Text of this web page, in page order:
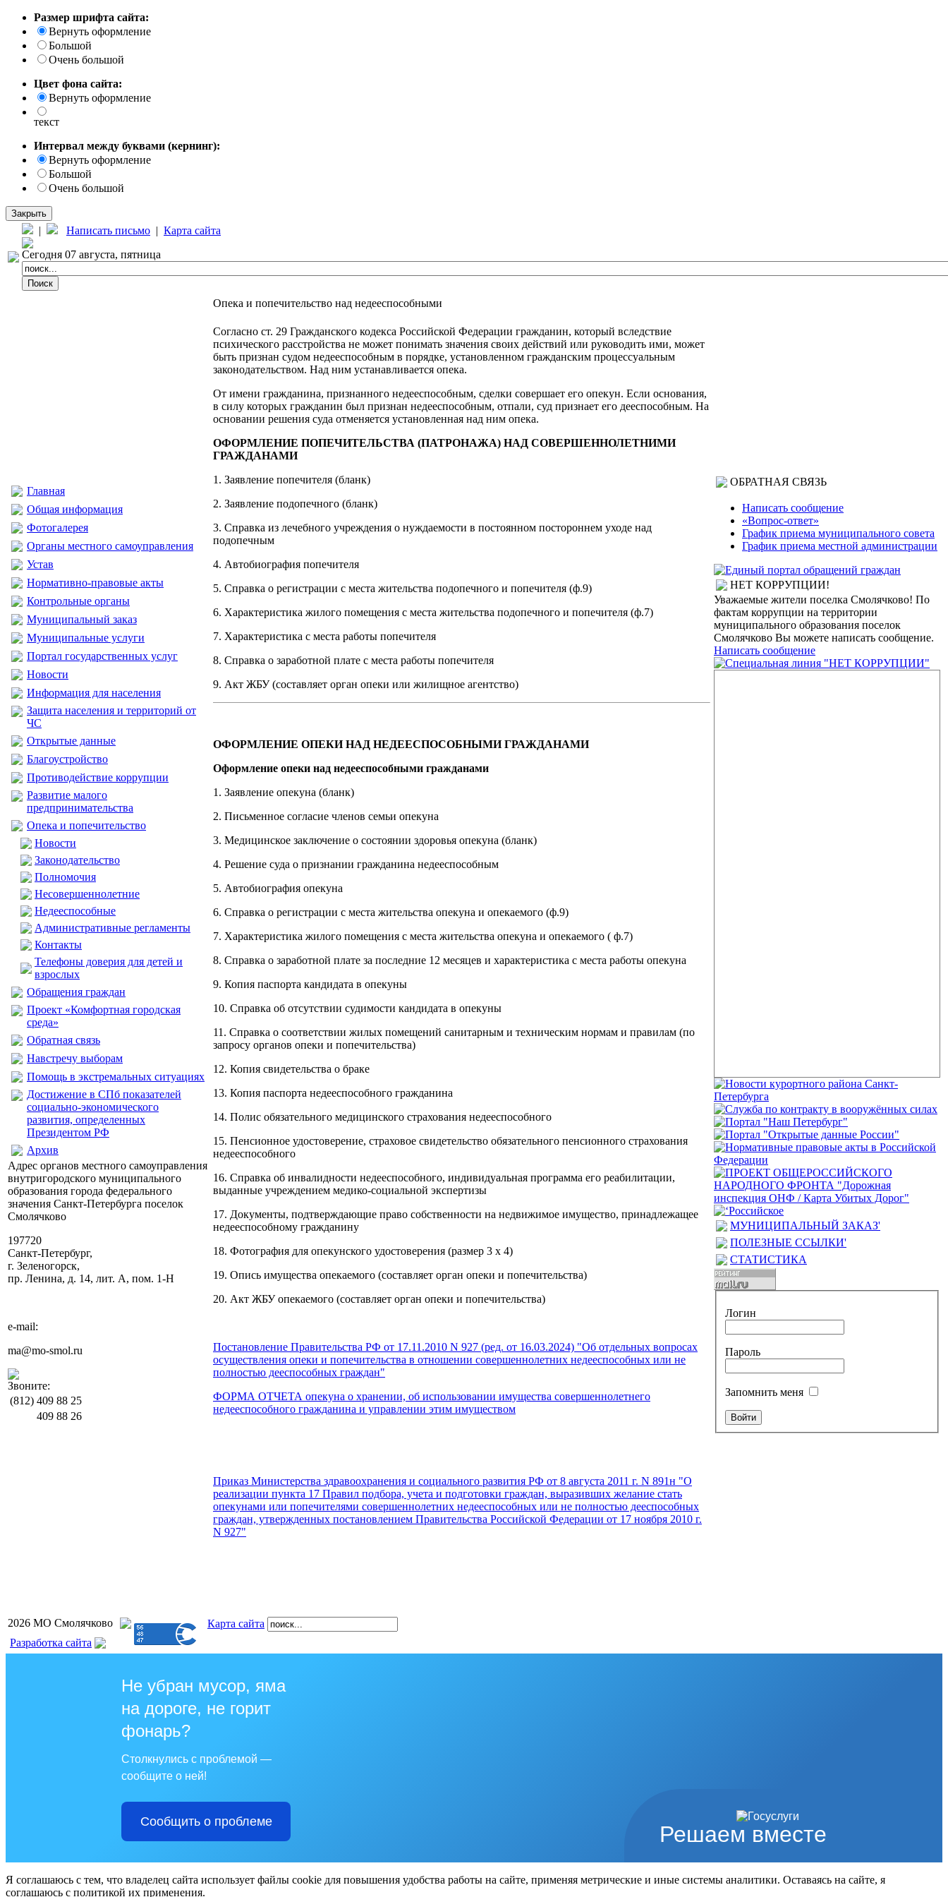
Размер шрифта сайта:
Вернуть оформление
Большой
Очень большой
Цвет фона сайта:
Вернуть оформление
текст
Интервал между буквами (кернинг):
Вернуть оформление
Большой
Очень большой
Закрыть
| Написать письмо | Карта сайта
Сегодня 07 августа, пятница
Главная
Общая информация
Фотогалерея
Органы местного самоуправления
Устав
Нормативно-правовые акты
Контрольные органы
Муниципальный заказ
Муниципальные услуги
Портал государственных услуг
Новости
Информация для населения
Защита населения и территорий от
ЧС
Открытые данные
Благоустройство
Противодействие коррупции
Развитие малого
предпринимательства
Опека и попечительство
Новости
Законодательство
Полномочия
Несовершеннолетние
Недееспособные
Административные регламенты
Контакты
Телефоны доверия для детей и
взрослых
Обращения граждан
Проект «Комфортная городская
среда»
Обратная связь
Навстречу выборам
Помощь в экстремальных ситуациях
Достижение в СПб показателей
социально-экономического
развития, определенных
Президентом РФ
Архив
Адрес органов местного самоуправления
внутригородского муниципального
образования города федерального
значения Санкт-Петербурга поселок
Смолячково
197720
Санкт-Петербург,
г. Зеленогорск,
пр. Ленина, д. 14, лит. А, пом. 1-Н
e-mail:
ma@mo-smol.ru
Звоните:
(812) 409 88 25
409 88 26
Опека и попечительство над недееспособными
Согласно ст. 29 Гражданского кодекса Российской Федерации гражданин, который вследствие
психического расстройства не может понимать значения своих действий или руководить ими, может
быть признан судом недееспособным в порядке, установленном гражданским процессуальным
законодательством. Над ним устанавливается опека.
От имени гражданина, признанного недееспособным, сделки совершает его опекун. Если основания,
в силу которых гражданин был признан недееспособным, отпали, суд признает его дееспособным. На
основании решения суда отменяется установленная над ним опека.
ОФОРМЛЕНИЕ ПОПЕЧИТЕЛЬСТВА (ПАТРОНАЖА) НАД СОВЕРШЕННОЛЕТНИМИ
ГРАЖДАНАМИ
1. Заявление попечителя (бланк)
2. Заявление подопечного (бланк)
3. Справка из лечебного учреждения о нуждаемости в постоянном постороннем уходе над
подопечным
4. Автобиография попечителя
5. Справка о регистрации с места жительства подопечного и попечителя (ф.9)
6. Характеристика жилого помещения с места жительства подопечного и попечителя (ф.7)
7. Характеристика с места работы попечителя
8. Справка о заработной плате с места работы попечителя
9. Акт ЖБУ (составляет орган опеки или жилищное агентство)
ОФОРМЛЕНИЕ ОПЕКИ НАД НЕДЕЕСПОСОБНЫМИ ГРАЖДАНАМИ
Оформление опеки над недееспособными гражданами
1. Заявление опекуна (бланк)
2. Письменное согласие членов семьи опекуна
3. Медицинское заключение о состоянии здоровья опекуна (бланк)
4. Решение суда о признании гражданина недееспособным
5. Автобиография опекуна
6. Справка о регистрации с места жительства опекуна и опекаемого (ф.9)
7. Характеристика жилого помещения с места жительства опекуна и опекаемого ( ф.7)
8. Справка о заработной плате за последние 12 месяцев и характеристика с места работы опекуна
9. Копия паспорта кандидата в опекуны
10. Справка об отсутствии судимости кандидата в опекуны
11. Справка о соответствии жилых помещений санитарным и техническим нормам и правилам (по
запросу органов опеки и попечительства)
12. Копия свидетельства о браке
13. Копия паспорта недееспособного гражданина
14. Полис обязательного медицинского страхования недееспособного
15. Пенсионное удостоверение, страховое свидетельство обязательного пенсионного страхования
недееспособного
16. Справка об инвалидности недееспособного, индивидуальная программа его реабилитации,
выданные учреждением медико-социальной экспертизы
17. Документы, подтверждающие право собственности на недвижимое имущество, принадлежащее
недееспособному гражданину
18. Фотография для опекунского удостоверения (размер 3 x 4)
19. Опись имущества опекаемого (составляет орган опеки и попечительства)
20. Акт ЖБУ опекаемого (составляет орган опеки и попечительства)
Постановление Правительства РФ от 17.11.2010 N 927 (ред. от 16.03.2024) "Об отдельных вопросах
осуществления опеки и попечительства в отношении совершеннолетних недееспособных или не
полностью дееспособных граждан"
ФОРМА ОТЧЕТА опекуна о хранении, об использовании имущества совершеннолетнего
недееспособного гражданина и управлении этим имуществом
Приказ Министерства здравоохранения и социального развития РФ от 8 августа 2011 г. N 891н "О
реализации пункта 17 Правил подбора, учета и подготовки граждан, выразивших желание стать
опекунами или попечителями совершеннолетних недееспособных или не полностью дееспособных
граждан, утвержденных постановлением Правительства Российской Федерации от 17 ноября 2010 г.
N 927"
ОБРАТНАЯ СВЯЗЬ
Написать сообщение
«Вопрос-ответ»
График приема муниципального совета
График приема местной администрации
НЕТ КОРРУПЦИИ!
Уважаемые жители поселка Смолячково! По
фактам коррупции на территории
муниципального образования поселок
Смолячково Вы можете написать сообщение.
Написать сообщение
МУНИЦИПАЛЬНЫЙ ЗАКАЗ'
ПОЛЕЗНЫЕ ССЫЛКИ'
СТАТИСТИКА
Логин
Пароль
Запомнить меня
2026 МО Смолячково
Карта сайта
Разработка сайта
Решаем вместе
Не убран мусор, яма
на дороге, не горит
фонарь?
Столкнулись с проблемой —
сообщите о ней!
Сообщить о проблеме
Я соглашаюсь с тем, что владелец сайта использует файлы cookie для повышения удобства работы на сайте, применяя метрические и иные системы аналитики. Оставаясь на сайте, я
соглашаюсь с политикой их применения.